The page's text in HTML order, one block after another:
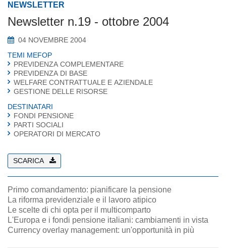
NEWSLETTER
Newsletter n.19 - ottobre 2004
04 NOVEMBRE 2004
TEMI MEFOP
PREVIDENZA COMPLEMENTARE
PREVIDENZA DI BASE
WELFARE CONTRATTUALE E AZIENDALE
GESTIONE DELLE RISORSE
DESTINATARI
FONDI PENSIONE
PARTI SOCIALI
OPERATORI DI MERCATO
SCARICA
Primo comandamento: pianificare la pensione
La riforma previdenziale e il lavoro atipico
Le scelte di chi opta per il multicomparto
L'Europa e i fondi pensione italiani: cambiamenti in vista
Currency overlay management: un'opportunità in più